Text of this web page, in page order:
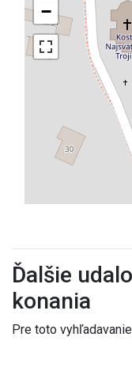
−
Ďalšie
konania
Pre toto